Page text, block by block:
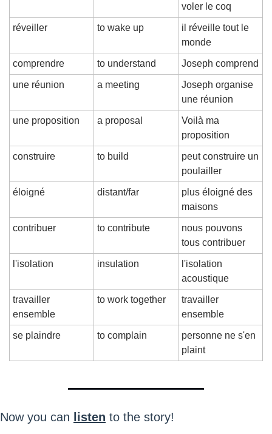
voler le coq
réveiller to wake up
il réveille tout le
monde
comprendre to understand Joseph comprend
une réunion a meeting
Joseph organise
une réunion
une proposition a proposal
Voilà ma
proposition
construire to build
peut construire un
poulailler
éloigné distant/far
plus éloigné des
maisons
contribuer to contribute
nous pouvons
tous contribuer
l'isolation insulation
l'isolation
acoustique
travailler
ensemble
to work together
travailler
ensemble
se plaindre to complain
personne ne s'en
plaint
Now you can listen to the story!